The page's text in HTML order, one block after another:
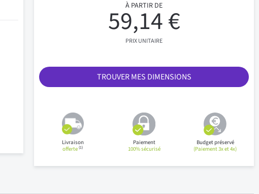
À PARTIR DE
59,14 €
PRIX UNITAIRE
TROUVER MES DIMENSIONS
Livraison
offerte(1)
Paiement
100% sécurisé
Budget préservé
(Paiement 3x et 4x)